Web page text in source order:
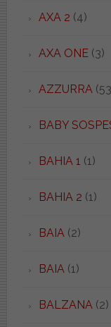
AXA 2 (4)
AXA ONE(3)
AZZURRA
BABY
BAHIA 1 (1)
BAHIA 2 (1)
BAIA (2)
BAIA (1)
BALZANA (2)